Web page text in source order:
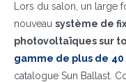
Lors du salon, un large
nouveau système de
photovoltaïques sur
gamme de plus de
catalogue Sun Ballast.